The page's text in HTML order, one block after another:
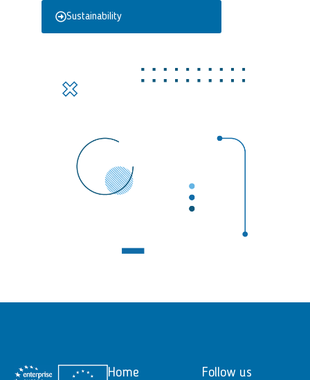
Sustainability
Home
Follow us